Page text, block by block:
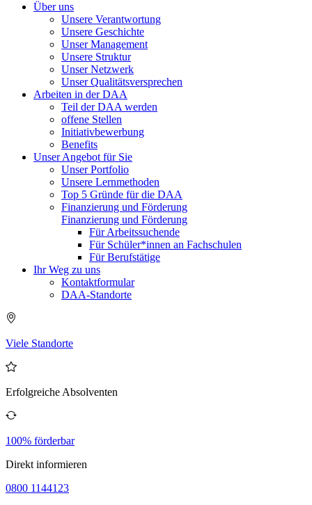
Über uns
Unsere Verantwortung
Unsere Geschichte
Unser Management
Unsere Struktur
Unser Netzwerk
Unser Qualitätsversprechen
Arbeiten in der DAA
Teil der DAA werden
offene Stellen
Initiativbewerbung
Benefits
Unser Angebot für Sie
Unser Portfolio
Unsere Lernmethoden
Top 5 Gründe für die DAA
Finanzierung und Förderung
Finanzierung und Förderung
Für Arbeitssuchende
Für Schüler*innen an Fachschulen
Für Berufstätige
Ihr Weg zu uns
Kontaktformular
DAA-Standorte
Viele Standorte
Erfolgreiche Absolventen
100% förderbar
Direkt informieren
0800 1144123